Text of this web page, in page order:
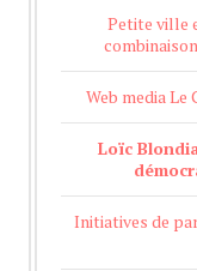
Petite ville
Web media Le
Loïc
Initiatives de